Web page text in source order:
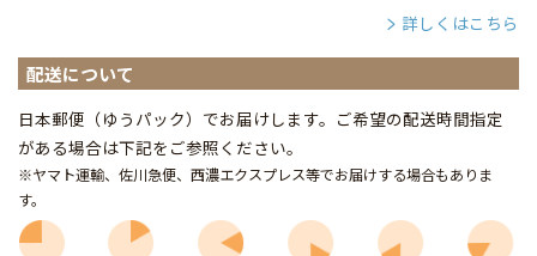
詳しくはこちら
配送について
日本郵便（ゆうパック）でお届けします。ご希望の配送時間指定
がある場合は下記をご参照ください。
※ヤマト運輸、佐川急便、西濃エクスプレス等でお届けする場合もありま
す。